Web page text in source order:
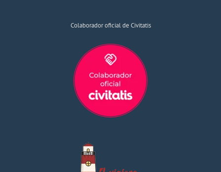
Colaborador oficial de Civitatis